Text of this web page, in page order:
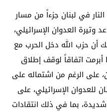
في لبنان جزءاً من مسار
العدوان الإسرائيلي،
أن حزب الله دخل الحرب مع
أبرمت اتفاقاً لوقف إطلاق
على الرغم من اشتماله على
للعدوان الإسرائيلي، على
شديدة، بما في ذلك انتقادات